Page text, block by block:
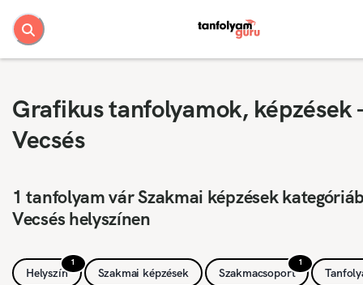
Grafikus tanfolyamok, képzések
Vecsés
1 tanfolyam vár Szakmai képzések
Vecsés helyszínen
1
Helyszín Szakmai képzések
1
Szakmacsoport